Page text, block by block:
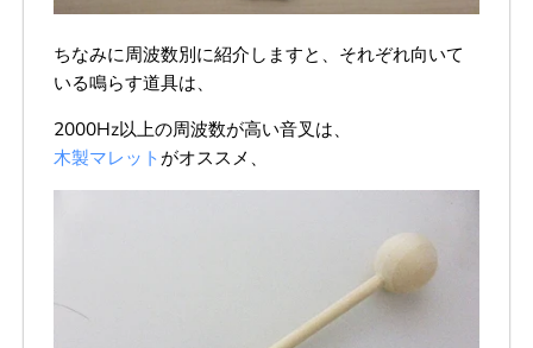
ちなみに周波数別に紹介しますと、それぞれ向いて
いる鳴らす道具は、
2000Hz以上の周波数が高い音叉は、
木製マレットがオススメ、